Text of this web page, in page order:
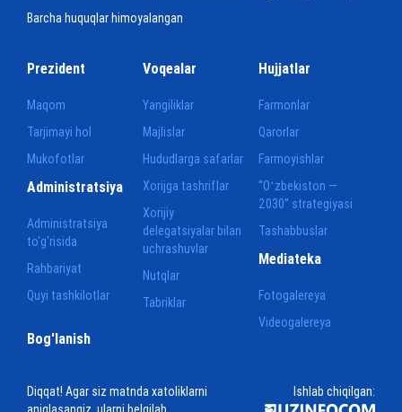
Barcha huquqlar himoyalangan
Prezident
Maqom
Tarjimayi hol
Mukofotlar
Voqealar
Yangiliklar
Majlislar
Hududlarga safarlar
Xorijga tashriflar
Xorijiy
delegatsiyalar bilan
uchrashuvlar
Nutqlar
Tabriklar
Hujjatlar
Farmonlar
Qarorlar
Farmoyishlar
“Oʻzbekiston —
2030” strategiyasi
Tashabbuslar
Administratsiya
Administratsiya
to‘g‘risida
Rahbariyat
Quyi tashkilotlar
Mediateka
Fotogalereya
Videogalereya
Bog'lanish
Diqqat! Agar siz matnda xatoliklarni
Ishlab chiqilgan: